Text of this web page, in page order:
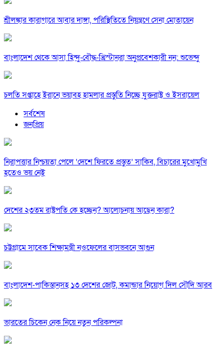
শ্রীলঙ্কার কারাগারে আবার দাঙ্গা, পরিস্থিতিতে নিয়ন্ত্রণে সেনা মোতায়েন
বাংলাদেশ থেকে আসা হিন্দু-বৌদ্ধ-খ্রিস্টানরা অনুপ্রবেশকারী নন: শুভেন্দু
চলতি সপ্তাহে ইরানে ভয়াবহ হামলার প্রস্তুতি নিচ্ছে যুক্তরাষ্ট্র ও ইসরায়েল
সর্বশেষ
জনপ্রিয়
নিরাপত্তার নিশ্চয়তা পেলে ‘দেশে ফিরতে প্রস্তুত’ সাকিব, বিচারের মুখোমুখি
হতেও ভয় নেই
দেশের ২৩তম রাষ্ট্রপতি কে হচ্ছেন? আলোচনায় আছেন কারা?
চট্টগ্রামে সাবেক শিক্ষামন্ত্রী নওফেলের বাসভবনে আগুন
বাংলাদেশ-পাকিস্তানসহ ১৩ দেশের জোট, কমান্ডার নিয়োগ দিল সৌদি আরব
ভারতের চিকেন নেক নিয়ে নতুন পরিকল্পনা